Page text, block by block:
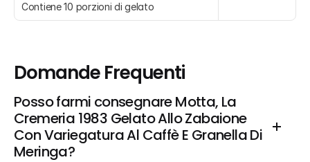
Contiene 10 porzioni di gelato
Domande Frequenti
Posso farmi consegnare Motta, La
Cremeria 1983 Gelato Allo Zabaione
Con Variegatura Al Caffè E Granella Di
Meringa?